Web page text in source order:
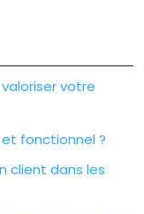
votre
fonctionnel ?
client dans les